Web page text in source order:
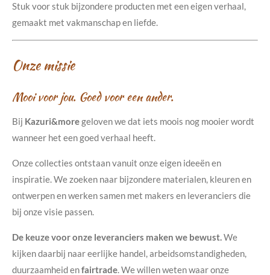
Stuk voor stuk bijzondere producten met een eigen verhaal,
gemaakt met vakmanschap en liefde.
Onze missie
Mooi voor jou. Goed voor een ander.
Bij Kazuri&moregeloven we dat iets moois nog mooier wordt
wanneer het een goed verhaal heeft.
Onze collecties ontstaan vanuit onze eigen ideeën en
inspiratie. We zoeken naar bijzondere materialen, kleuren en
ontwerpen en werken samen met makers en leveranciers die
bij onze visie passen.
De keuze voor onze leveranciers maken we bewust.We
kijken daarbij naar eerlijke handel, arbeidsomstandigheden,
duurzaamheid enfairtrade. We willen weten waar onze